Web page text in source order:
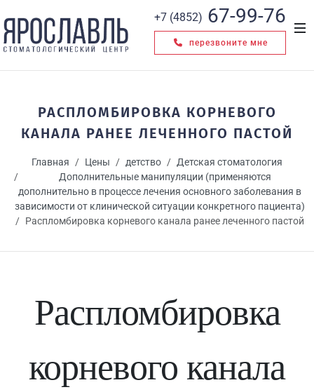
+7 (4852) 67-99-76
перезвоните мне
РАСПЛОМБИРОВКА КОРНЕВОГО
КАНАЛА РАНЕЕ ЛЕЧЕННОГО ПАСТОЙ
Главная Цены детство
Детская стоматология
Дополнительные манипуляции (применяются
дополнительно в процессе лечения основного заболевания в
зависимости от клинической ситуации конкретного пациента)
Распломбировка корневого канала ранее леченного пастой
Распломбировка
корневого канала